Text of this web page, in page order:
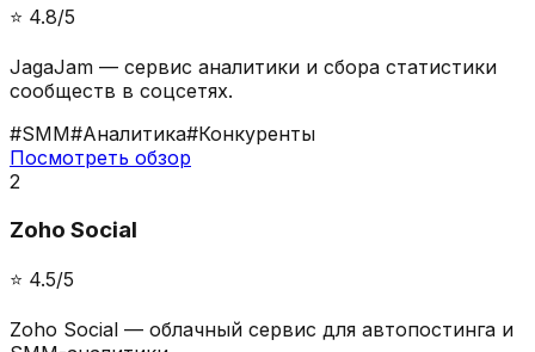
⭐️ 4.8/5
JagaJam — сервис аналитики и сбора статистики
сообществ в соцсетях.
#SMM#Аналитика#Конкуренты
Посмотреть обзор
2
Zoho Social
⭐️ 4.5/5
Zoho Social — облачный сервис для автопостинга и